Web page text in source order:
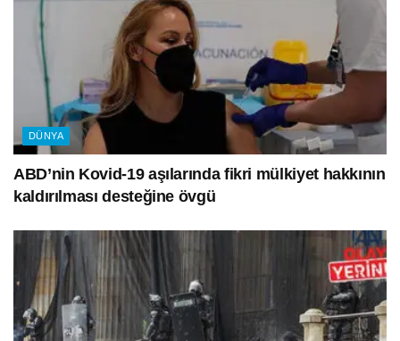
DÜNYA
ABD’nin Kovid-19 aşılarında fikri mülkiyet hakkının
kaldırılması desteğine övgü